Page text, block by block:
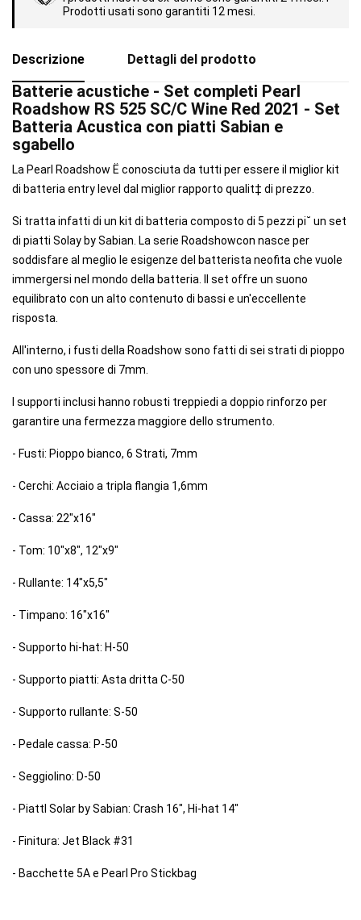
Prodotti usati sono garantiti 12 mesi.
Descrizione Dettagli del prodotto
Batterie acustiche - Set completi Pearl
Roadshow RS 525 SC/C Wine Red 2021 - Set
Batteria Acustica con piatti Sabian e
sgabello
La Pearl Roadshow Ë conosciuta da tutti per essere il miglior kit
di batteria entry level dal miglior rapporto qualit‡ di prezzo.
Si tratta infatti di un kit di batteria composto di 5 pezzi pi˘ un set
di piatti Solay by Sabian. La serie Roadshowcon nasce per
soddisfare al meglio le esigenze del batterista neofita che vuole
immergersi nel mondo della batteria. Il set offre un suono
equilibrato con un alto contenuto di bassi e un'eccellente
risposta.
All'interno, i fusti della Roadshow sono fatti di sei strati di pioppo
con uno spessore di 7mm.
I supporti inclusi hanno robusti treppiedi a doppio rinforzo per
garantire una fermezza maggiore dello strumento.
- Fusti: Pioppo bianco, 6 Strati, 7mm
- Cerchi: Acciaio a tripla flangia 1,6mm
- Cassa: 22"x16"
- Tom: 10"x8", 12"x9"
- Rullante: 14"x5,5"
- Timpano: 16"x16"
- Supporto hi-hat: H-50
- Supporto piatti: Asta dritta C-50
- Supporto rullante: S-50
- Pedale cassa: P-50
- Seggiolino: D-50
- PiattI Solar by Sabian: Crash 16", Hi-hat 14"
- Finitura: Jet Black #31
- Bacchette 5A e Pearl Pro Stickbag